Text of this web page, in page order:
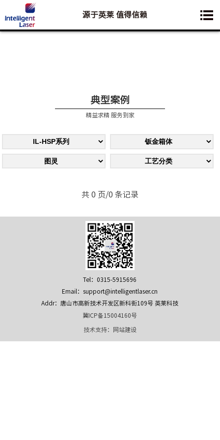
您想要了解的业务是:
源于英莱 值得信赖
典型案例
精益求精 服务到家
共 0 页/0 条记录
Tel：0315-5915696
Email：support@intelligentlaser.cn
Addr：唐山市高新技术开发区新科街109号 英莱科技
冀ICP备15004160号
技术支持： 网站建设